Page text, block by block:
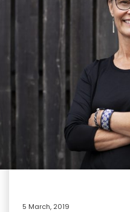
5 March, 2019